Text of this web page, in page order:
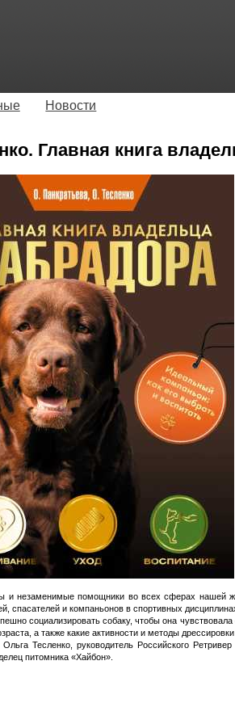
Новости
Главная книга
и незаменимые помощники во всех сферах нашей
спасателей и компаньонов в спортивных
социализировать собаку, чтобы она
а также какие активности и методы
Тесленко, руководитель Российского
питомника «Хайбон».